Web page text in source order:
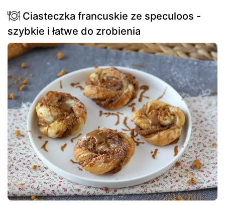
Ciasteczka francuskie ze speculoos -
szybkie i łatwe do zrobienia